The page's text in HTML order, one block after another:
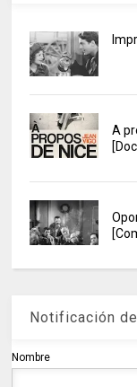
A
Notificación
Nombre